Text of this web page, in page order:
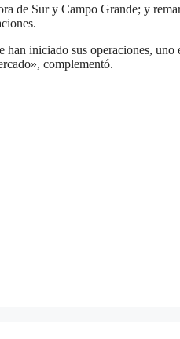
de Sur y Campo Grande; y
iniciado sus operaciones, uno
complementó.